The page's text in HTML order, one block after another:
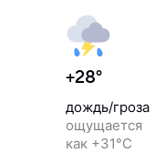
+28°
дождь/гроза
ощущается
как +31°C